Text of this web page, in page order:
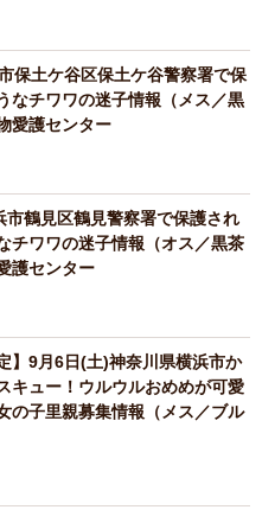
保土ケ谷区保土ケ谷警察署で保
なチワワの迷子情報（メス／黒
愛護センター
市鶴見区鶴見警察署で保護され
チワワの迷子情報（オス／黒茶
護センター
】9月6日(土)神奈川県横浜市か
キュー！ウルウルおめめが可愛
の子里親募集情報（メス／ブル